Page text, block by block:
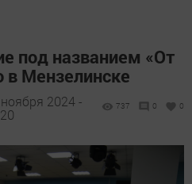
под названием «От
в Мензелинске
2024 -
737 0 0